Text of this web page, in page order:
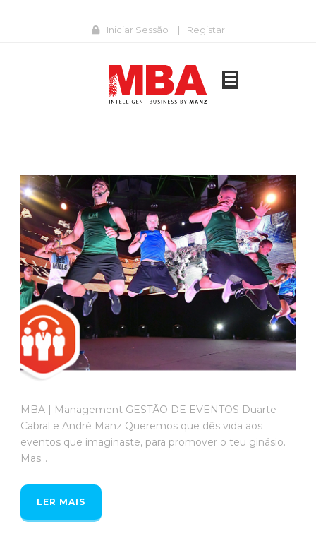
Iniciar Sessão | Registar
MBA | Management GESTÃO DE EVENTOS Duarte
Cabral e André Manz Queremos que dês vida aos
eventos que imaginaste, para promover o teu ginásio.
Mas...
LER MAIS